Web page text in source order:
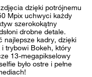
dzięki potrójnemu
Mpix uchwyci każdy
szerokokątny
drobne detale.
najlepsze kadry, dzięki
trybowi Bokeh, który
13-megapikselowy
było ostre i pełne